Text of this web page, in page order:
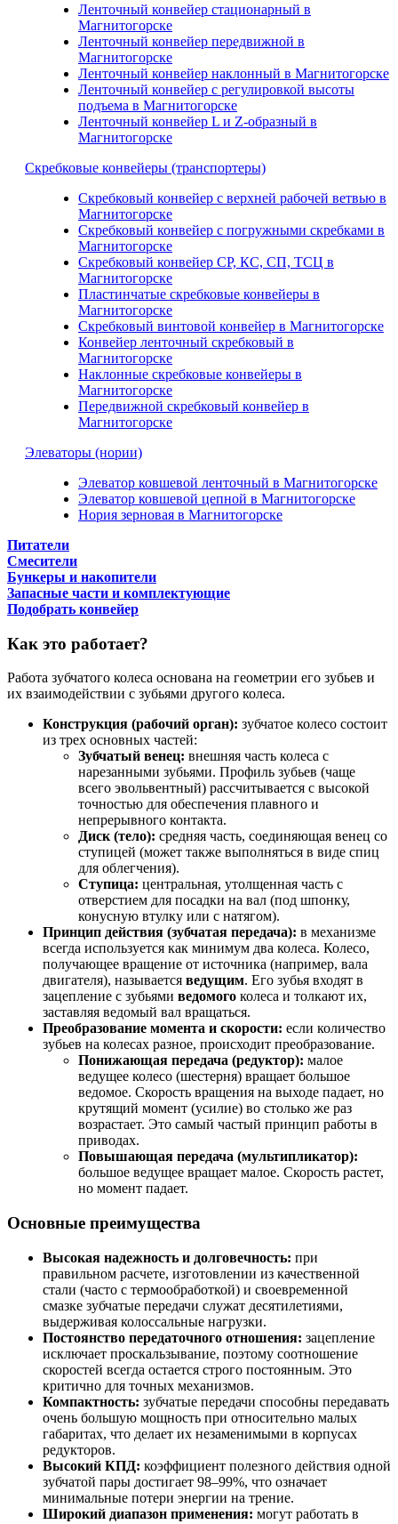
Ленточный конвейер стационарный в
Магнитогорске
Ленточный конвейер передвижной в
Магнитогорске
Ленточный конвейер наклонный в Магнитогорске
Ленточный конвейер с регулировкой высоты
подъема в Магнитогорске
Ленточный конвейер L и Z-образный в
Магнитогорске
Скребковые конвейеры (транспортеры)
Скребковый конвейер с верхней рабочей ветвью в
Магнитогорске
Скребковый конвейер с погружными скребками в
Магнитогорске
Скребковый конвейер СР, КС, СП, ТСЦ в
Магнитогорске
Пластинчатые скребковые конвейеры в
Магнитогорске
Скребковый винтовой конвейер в Магнитогорске
Конвейер ленточный скребковый в
Магнитогорске
Наклонные скребковые конвейеры в
Магнитогорске
Передвижной скребковый конвейер в
Магнитогорске
Элеваторы (нории)
Элеватор ковшевой ленточный в Магнитогорске
Элеватор ковшевой цепной в Магнитогорске
Нория зерновая в Магнитогорске
Питатели
Смесители
Бункеры и накопители
Запасные части и комплектующие
Подобрать конвейер
Как это работает?
Работа зубчатого колеса основана на геометрии его зубьев и
их взаимодействии с зубьями другого колеса.
Конструкция (рабочий орган): зубчатое колесо состоит
из трех основных частей:
Зубчатый венец: внешняя часть колеса с
нарезанными зубьями. Профиль зубьев (чаще
всего эвольвентный) рассчитывается с высокой
точностью для обеспечения плавного и
непрерывного контакта.
Диск (тело): средняя часть, соединяющая венец со
ступицей (может также выполняться в виде спиц
для облегчения).
Ступица: центральная, утолщенная часть с
отверстием для посадки на вал (под шпонку,
конусную втулку или с натягом).
Принцип действия (зубчатая передача): в механизме
всегда используется как минимум два колеса. Колесо,
получающее вращение от источника (например, вала
двигателя), называется ведущим. Его зубья входят в
зацепление с зубьями ведомого колеса и толкают их,
заставляя ведомый вал вращаться.
Преобразование момента и скорости: если количество
зубьев на колесах разное, происходит преобразование.
Понижающая передача (редуктор): малое
ведущее колесо (шестерня) вращает большое
ведомое. Скорость вращения на выходе падает, но
крутящий момент (усилие) во столько же раз
возрастает. Это самый частый принцип работы в
приводах.
Повышающая передача (мультипликатор):
большое ведущее вращает малое. Скорость растет,
но момент падает.
Основные преимущества
Высокая надежность и долговечность: при
правильном расчете, изготовлении из качественной
стали (часто с термообработкой) и своевременной
смазке зубчатые передачи служат десятилетиями,
выдерживая колоссальные нагрузки.
Постоянство передаточного отношения: зацепление
исключает проскальзывание, поэтому соотношение
скоростей всегда остается строго постоянным. Это
критично для точных механизмов.
Компактность: зубчатые передачи способны передавать
очень большую мощность при относительно малых
габаритах, что делает их незаменимыми в корпусах
редукторов.
Высокий КПД: коэффициент полезного действия одной
зубчатой пары достигает 98–99%, что означает
минимальные потери энергии на трение.
Широкий диапазон применения: могут работать в